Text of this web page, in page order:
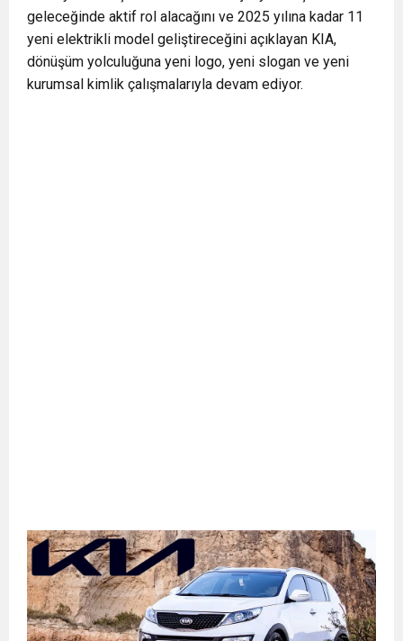
geleceğinde aktif rol alacağını ve 2025 yılına kadar 11
yeni elektrikli model geliştireceğini açıklayan KIA,
dönüşüm yolculuğuna yeni logo, yeni slogan ve yeni
kurumsal kimlik çalışmalarıyla devam ediyor.